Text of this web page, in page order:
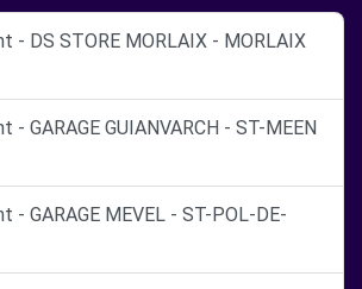
- DS STORE MORLAIX - MORLAIX
- GARAGE GUIANVARCH - ST-MEEN
- GARAGE MEVEL - ST-POL-DE-